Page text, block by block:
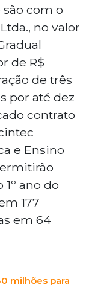
duas
R$ 94,1
para
pública.
estudantes
177 escolas
nas áreas
visa a
de
com o
no valor
de R$
de três
por até dez
contrato
e Ensino
ano do
177
em 64
milhões para